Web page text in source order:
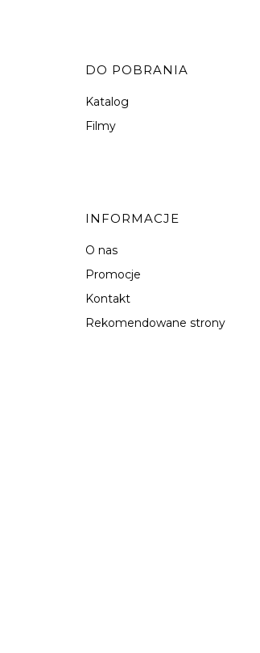
DO POBRANIA
Katalog
Filmy
INFORMACJE
O nas
Promocje
Kontakt
Rekomendowane strony